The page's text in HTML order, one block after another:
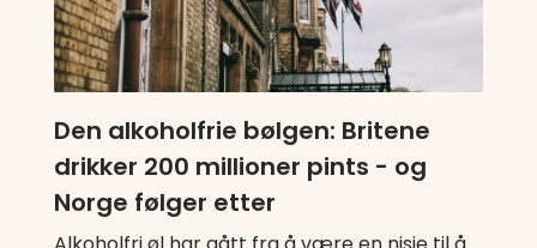
Den alkoholfrie bølgen: Britene
drikker 200 millioner pints - og
Norge følger etter